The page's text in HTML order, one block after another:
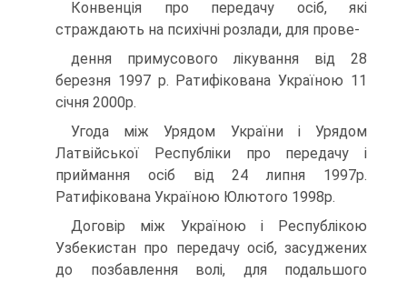
Конвенція про передачу осіб, які
страждають на психічні розлади, для прове-
дення примусового лікування від 28
березня 1997 p. Ратифікована Україною 11
січня 2000р.
Угода між Урядом України і Урядом
Латвійської Республіки про передачу і
приймання осіб від 24 липня 1997р.
Ратифікована Україною Юлютого 1998р.
Договір між Україною і Республікою
Узбекистан про передачу осіб, засуджених
до позбавлення волі, для подальшого